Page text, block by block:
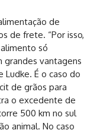
de
de frete. “Por isso,
só
grandes vantagens
Ludke. É o caso do
de grãos para
o excedente de
500 km no sul
animal. No caso